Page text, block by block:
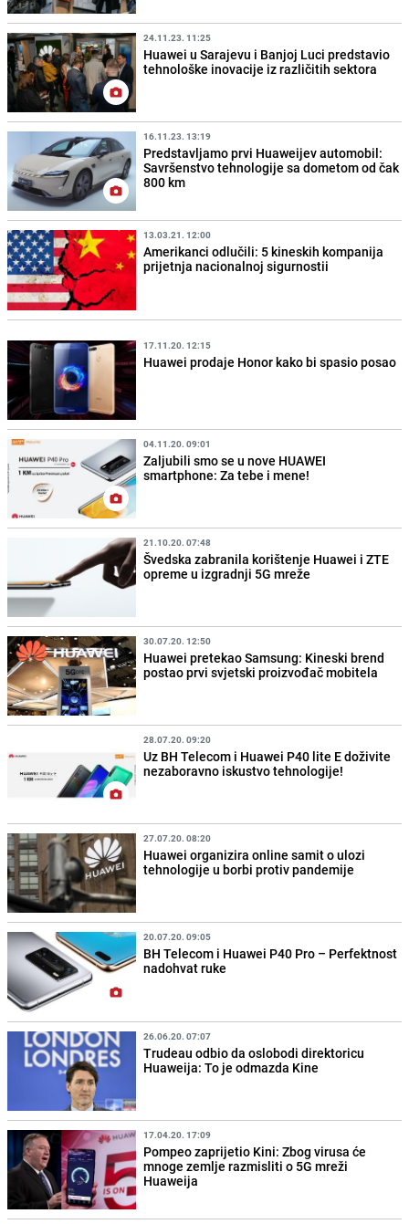
24.11.23. 11:25
Huawei u Sarajevu i Banjoj Luci predstavio
tehnološke inovacije iz različitih sektora
16.11.23. 13:19
Predstavljamo prvi Huaweijev automobil:
Savršenstvo tehnologije sa dometom od čak
800 km
13.03.21. 12:00
Amerikanci odlučili: 5 kineskih kompanija
prijetnja nacionalnoj sigurnostii
17.11.20. 12:15
Huawei prodaje Honor kako bi spasio posao
04.11.20. 09:01
Zaljubili smo se u nove HUAWEI
smartphone: Za tebe i mene!
21.10.20. 07:48
Švedska zabranila korištenje Huawei i ZTE
opreme u izgradnji 5G mreže
30.07.20. 12:50
Huawei pretekao Samsung: Kineski brend
postao prvi svjetski proizvođač mobitela
28.07.20. 09:20
Uz BH Telecom i Huawei P40 lite E doživite
nezaboravno iskustvo tehnologije!
27.07.20. 08:20
Huawei organizira online samit o ulozi
tehnologije u borbi protiv pandemije
20.07.20. 09:05
BH Telecom i Huawei P40 Pro – Perfektnost
nadohvat ruke
26.06.20. 07:07
Trudeau odbio da oslobodi direktoricu
Huaweija: To je odmazda Kine
17.04.20. 17:09
Pompeo zaprijetio Kini: Zbog virusa će
mnoge zemlje razmisliti o 5G mreži
Huaweija